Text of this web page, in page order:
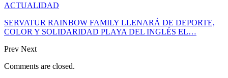
ACTUALIDAD
SERVATUR RAINBOW FAMILY LLENARÁ DE DEPORTE,
COLOR Y SOLIDARIDAD PLAYA DEL INGLÉS EL…
Prev Next
Comments are closed.